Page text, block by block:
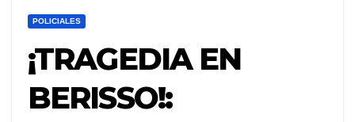
POLICIALES
¡TRAGEDIA EN
BERISSO!: